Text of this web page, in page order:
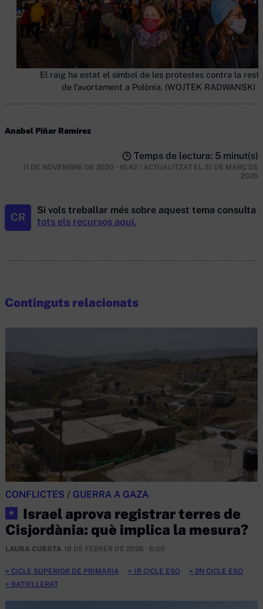
El raig ha estat el símbol de les protestes contra la
de l'avortament a Polònia. (WOJTEK RADWANSKI /
Anabel Piñar Ramírez
Temps de lectura: 5 minut(s)
11 DE NOVEMBRE DE 2020 · 10:42 / ACTUALITZAT EL 31 DE MARÇ DE
2025
CR
Si vols treballar més sobre aquest tema consulta
tots els recursos aquí.
Continguts relacionats
CONFLICTES / GUERRA A GAZA
★
Israel aprova registrar terres de
Cisjordània: què implica la mesura?
LAURA CUESTA 18 DE FEBRER DE 2026 · 6:00
CICLE SUPERIOR DE PRIMÀRIA 1R CICLE ESO
2N CICLE ESO
BATXILLERAT